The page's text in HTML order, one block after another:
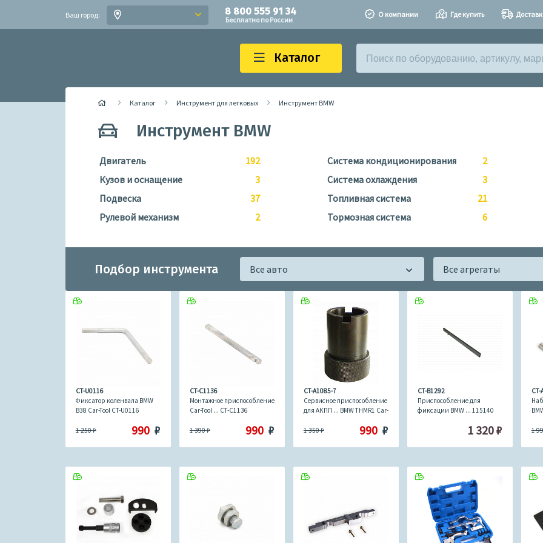
Ваш город: 8 800 555 91 34
Бесплатно по России
О компании Где купить
Каталог
Каталог Инструмент для легковых Инструмент BMW
Инструмент BMW
Двигатель
192
Кузов и оснащение
3
Подвеска
37
Рулевой механизм
2
Система кондиционирования
2
Система охлаждения
3
Топливная система
21
Тормозная система
6
Подбор инструмента Все авто Все агрегаты
CT-U0116
Фиксатор коленвала BMW
B38 Car-Tool CT-U0116
1 250₽ 990 ₽
CT-C1136
Монтажное приспособление
Car-Tool ... CT-C1136
1 390₽ 990 ₽
CT-A1085-7
Сервисное приспособление
для АКПП ... BMW THMR1 Car-
1 350₽ 990 ₽
CT-B1292
Приспособление для
фиксации BMW ... 115140
1 320₽
1